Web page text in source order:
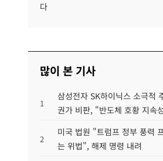
다
많이 본 기사
1
삼성전자 SK하이닉스 소극적
권가 비판, "반도체 호황 지속
2
미국 법원 "트럼프 정부 풍력
는 위법", 해제 명령 내려